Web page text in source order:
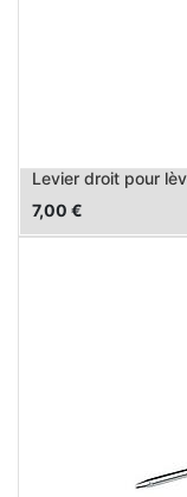
Levier droit pour
7,00 €